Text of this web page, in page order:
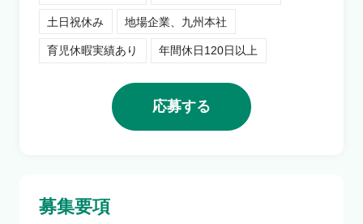
コンサルタント紹介
よくあるご質問
土日祝休み 地場企業、九州本社
育児休暇実績あり 年間休日120日以上
応募する
募集要項